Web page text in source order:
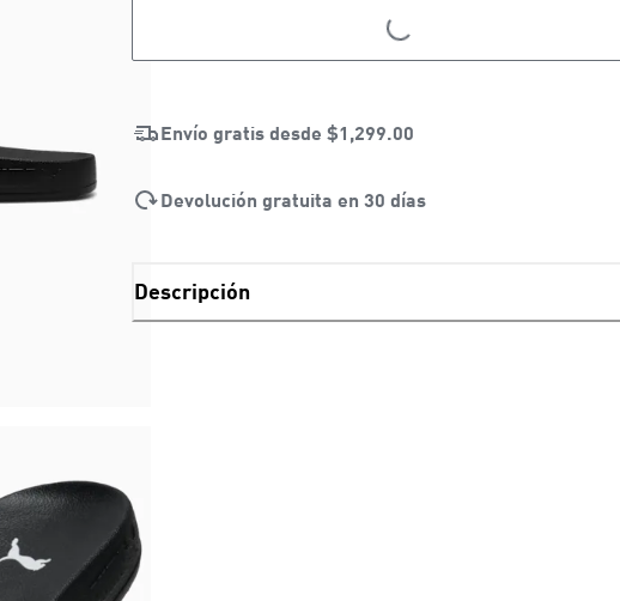
LOADING...
Envío gratis desde $1,299.00
Devolución gratuita en 30 días
Descripción